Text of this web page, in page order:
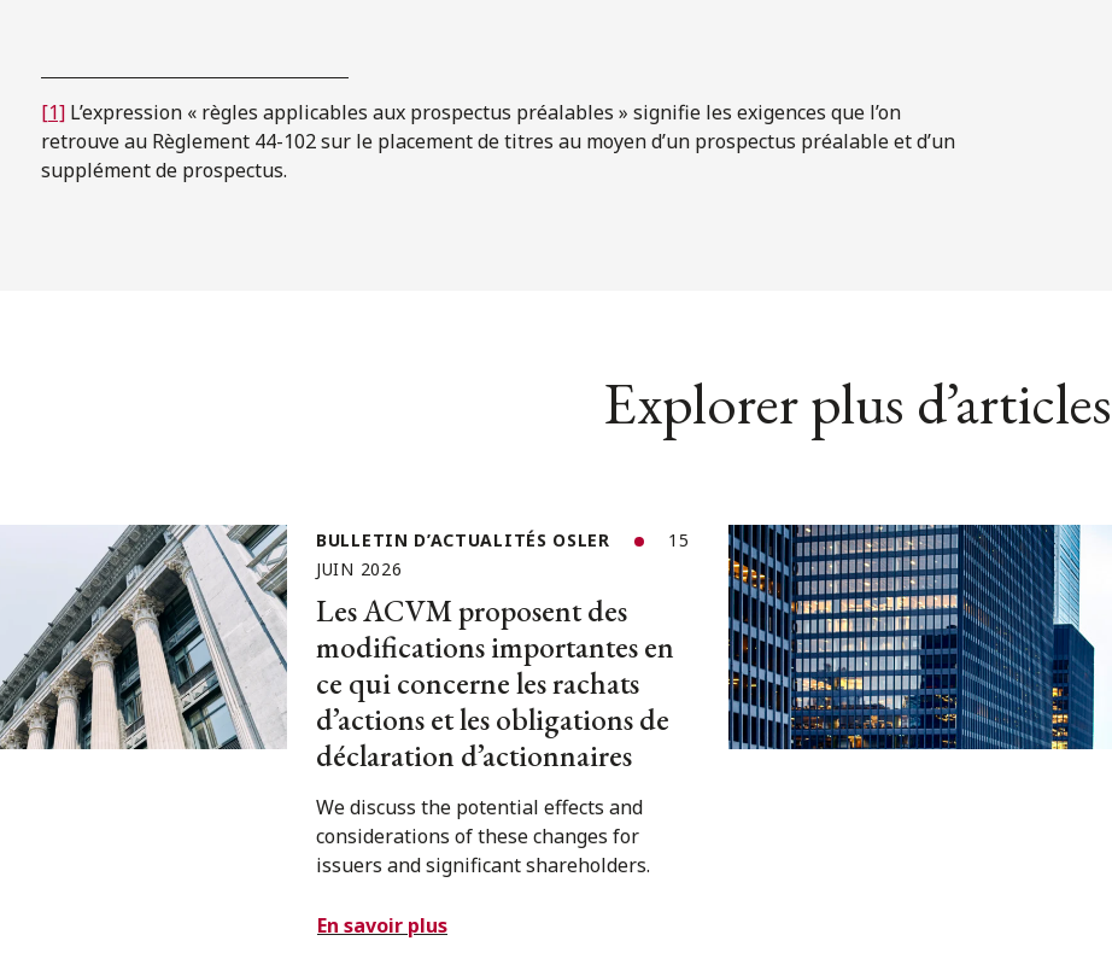
[1] L’expression « règles applicables aux prospectus préalables » signifie les exigences que l’on
retrouve au Règlement 44-102 sur le placement de titres au moyen d’un prospectus préalable et d’un
supplément de prospectus.
Explorer plus d’articles
BULLETIN D’ACTUALITÉS OSLER
15
JUIN 2026
Les ACVM proposent des
modifications importantes en
ce qui concerne les rachats
d’actions et les obligations de
déclaration d’actionnaires
We discuss the potential effects and
considerations of these changes for
issuers and significant shareholders.
En savoir plus